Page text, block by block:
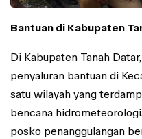
Bantuan di Kabupaten
Di Kabupaten Tanah
penyaluran bantuan di
satu wilayah yang
bencana
posko penanggulangan